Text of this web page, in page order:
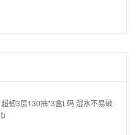
韧3层130抽*3盒L码 湿水不易破